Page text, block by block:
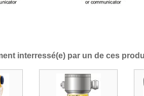
interressé(e) par un de ces